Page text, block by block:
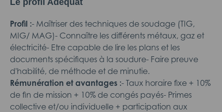
Le profil Adéquat
Profil :- Maîtriser des techniques de soudage (TIG,
MIG/ MAG)- Connaître les différents métaux, gaz et
électricité- Etre capable de lire les plans et les
documents spécifiques à la soudure- Faire preuve
d'habilité, de méthode et de minutie.
Rémunération et avantages :- Taux horaire fixe + 10%
de fin de mission + 10% de congés payés- Primes
collective et/ou individuelle + participation aux